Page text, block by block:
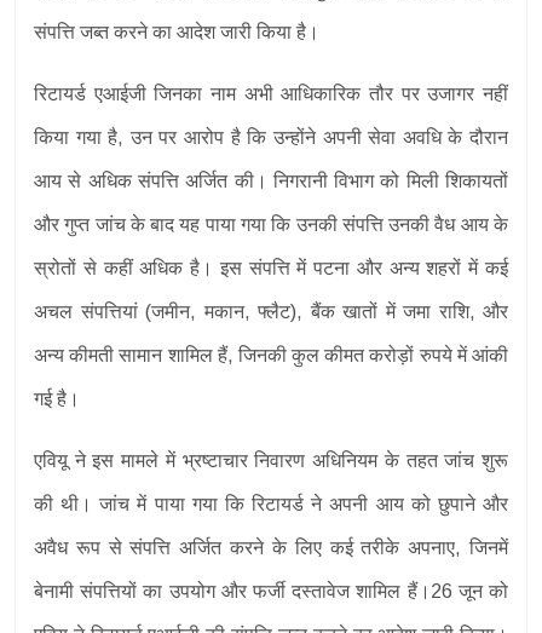
संपत्ति जब्त करने का आदेश जारी किया है।
रिटायर्ड एआईजी जिनका नाम अभी आधिकारिक तौर पर उजागर नहीं
किया गया है, उन पर आरोप है कि उन्होंने अपनी सेवा अवधि के दौरान
आय से अधिक संपत्ति अर्जित की। निगरानी विभाग को मिली शिकायतों
और गुप्त जांच के बाद यह पाया गया कि उनकी संपत्ति उनकी वैध आय के
स्रोतों से कहीं अधिक है। इस संपत्ति में पटना और अन्य शहरों में कई
अचल संपत्तियां (जमीन, मकान, फ्लैट), बैंक खातों में जमा राशि, और
अन्य कीमती सामान शामिल हैं, जिनकी कुल कीमत करोड़ों रुपये में आंकी
गई है।
एवियू ने इस मामले में भ्रष्टाचार निवारण अधिनियम के तहत जांच शुरू
की थी। जांच में पाया गया कि रिटायर्ड ने अपनी आय को छुपाने और
अवैध रूप से संपत्ति अर्जित करने के लिए कई तरीके अपनाए, जिनमें
बेनामी संपत्तियों का उपयोग और फर्जी दस्तावेज शामिल हैं।26 जून को